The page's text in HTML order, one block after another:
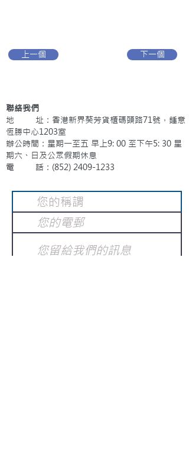
上一個 下一個
聯絡我們
地 址：香港新界葵芳貨櫃碼頭路71號，鍾意
恆勝中心1203室
辦公時間：星期一至五 早上9: 00 至下午5: 30 星
期六、日及公眾假期休息
電 話：(852) 2409-1233